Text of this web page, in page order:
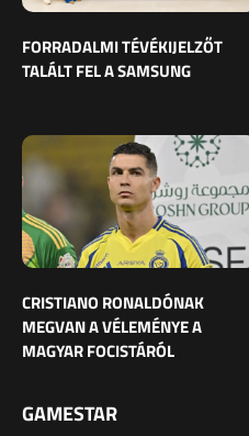
FORRADALMI TÉVÉKIJELZŐT
TALÁLT FEL A SAMSUNG
CRISTIANO RONALDÓNAK
MEGVAN A VÉLEMÉNYE A
MAGYAR FOCISTÁRÓL
GAMESTAR